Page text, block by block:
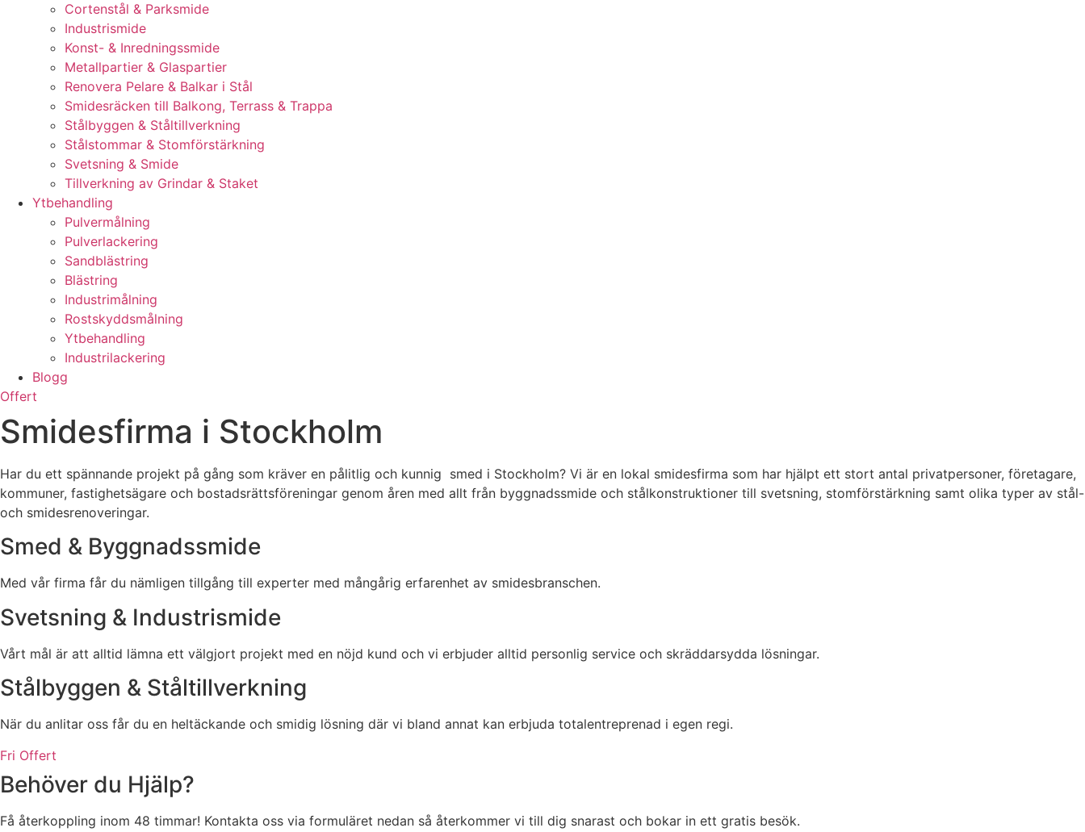
Cortenstål & Parksmide
Industrismide
Konst- & Inredningssmide
Metallpartier & Glaspartier
Renovera Pelare & Balkar i Stål
Smidesräcken till Balkong, Terrass & Trappa
Stålbyggen & Ståltillverkning
Stålstommar & Stomförstärkning
Svetsning & Smide
Tillverkning av Grindar & Staket
Ytbehandling
Pulvermålning
Pulverlackering
Sandblästring
Blästring
Industrimålning
Rostskyddsmålning
Ytbehandling
Industrilackering
Blogg
Offert
Smidesfirma i Stockholm
Har du ett spännande projekt på gång som kräver en pålitlig och kunnig smed i Stockholm? Vi är en lokal smidesfirma som har hjälpt ett stort antal privatpersoner, företagare,
kommuner, fastighetsägare och bostadsrättsföreningar genom åren med allt från byggnadssmide och stålkonstruktioner till svetsning, stomförstärkning samt olika typer av stål-
och smidesrenoveringar.
Smed & Byggnadssmide
Med vår firma får du nämligen tillgång till experter med mångårig erfarenhet av smidesbranschen.
Svetsning & Industrismide
Vårt mål är att alltid lämna ett välgjort projekt med en nöjd kund och vi erbjuder alltid personlig service och skräddarsydda lösningar.
Stålbyggen & Ståltillverkning
När du anlitar oss får du en heltäckande och smidig lösning där vi bland annat kan erbjuda totalentreprenad i egen regi.
Fri Offert
Behöver du Hjälp?
Få återkoppling inom 48 timmar! Kontakta oss via formuläret nedan så återkommer vi till dig snarast och bokar in ett gratis besök.